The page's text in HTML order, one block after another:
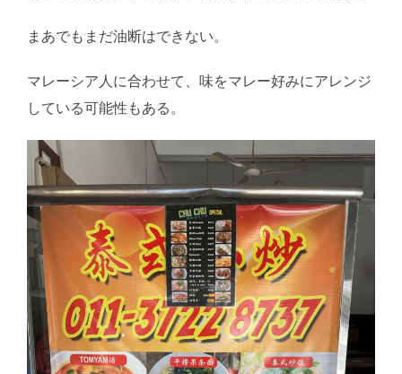
まあでもまだ油断はできない。
マレーシア人に合わせて、味をマレー好みにアレンジ
している可能性もある。